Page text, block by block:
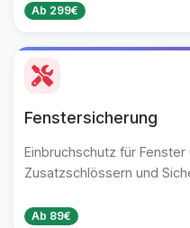
Ab 299€
Fenstersicherung
Einbruchschutz für
Zusatzschlössern und
Ab 89€